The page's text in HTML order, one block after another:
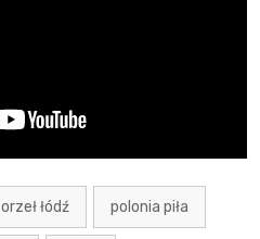
orzeł łódź polonia piła